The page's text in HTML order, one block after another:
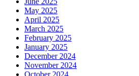
May 2025
April 2025
March 2025
February 2025
January 2025
December 2024
November 2024
October 2024